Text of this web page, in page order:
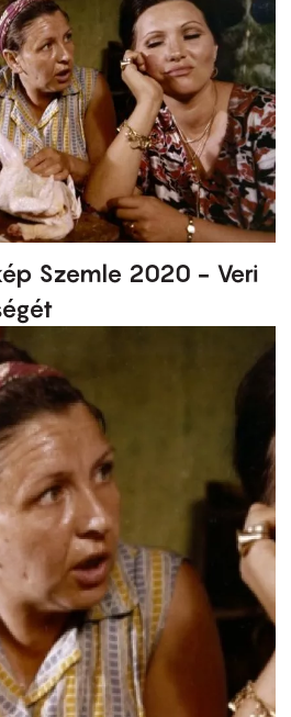
Szemle 2020 - Veri